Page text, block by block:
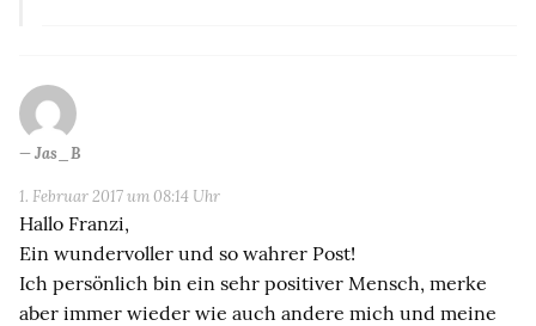
Jas_B
1. Februar 2017 um 08:14 Uhr
Hallo Franzi,
Ein wundervoller und so wahrer Post!
Ich persönlich bin ein sehr positiver Mensch, merke
aber immer wieder wie auch andere mich und meine